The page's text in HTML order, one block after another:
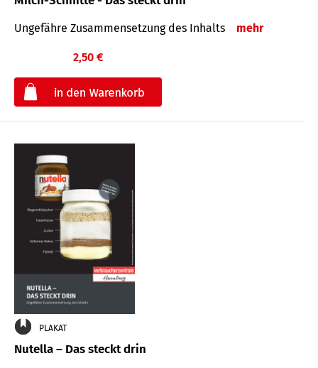
Ungefähre Zu­sammen­setzung des Inhalts mehr
2,50 €
PLAKAT
Nutella – Das steckt drin